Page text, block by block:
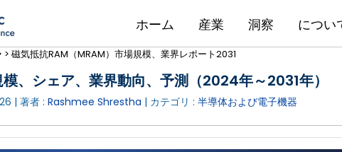
ホーム 産業 洞察 につい
> 磁気抵抗RAM（MRAM）市場規模、業界レポート2031
、シェア、業界動向、予測（2024年～2031年）
| 著者 : Rashmee Shrestha | カテゴリ : 半導体および電子機器